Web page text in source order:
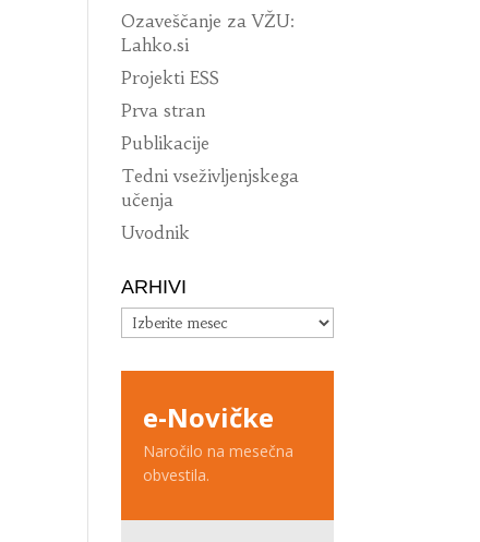
Ozaveščanje za VŽU:
Lahko.si
Projekti ESS
Prva stran
Publikacije
Tedni vseživljenjskega
učenja
Uvodnik
ARHIVI
Arhivi
e-Novičke
Naročilo na mesečna
obvestila.